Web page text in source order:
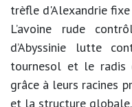
trèfle d'Alexandrie
L’avoine rude
d’Abyssinie lutte
tournesol et le radis
grâce à leurs racines
et la structure globale.